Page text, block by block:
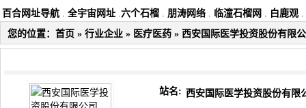
百合网址导航 . 全宇宙网址 .六个石榴 . 朋涛网络 . 临潼石榴网 . 白鹿观 .
您的位置： 首页 » 行业企业 » 医疗医药 » 西安国际医学投资股份有限
站名: 西安国际医学投资股份有限